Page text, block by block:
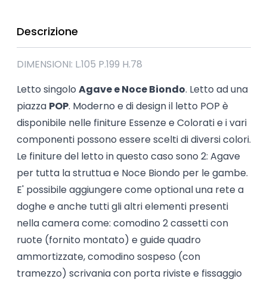
Descrizione
DIMENSIONI: L.105 P.199 H.78
Letto singolo Agave e Noce Biondo. Letto ad una
piazza POP. Moderno e di design il letto POP è
disponibile nelle finiture Essenze e Colorati e i vari
componenti possono essere scelti di diversi colori.
Le finiture del letto in questo caso sono 2: Agave
per tutta la struttua e Noce Biondo per le gambe.
E' possibile aggiungere come optional una rete a
doghe e anche tutti gli altri elementi presenti
nella camera come: comodino 2 cassetti con
ruote (fornito montato) e guide quadro
ammortizzate, comodino sospeso (con
tramezzo) scrivania con porta riviste e fissaggio